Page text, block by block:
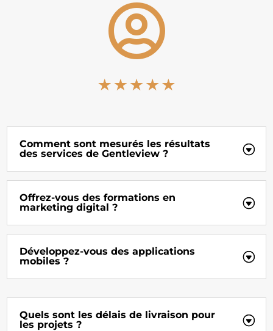

Comment sont mesurés les résultats
des services de Gentleview ?
Offrez-vous des formations en
marketing digital ?
Développez-vous des applications
mobiles ?
Quels sont les délais de livraison pour
les projets ?